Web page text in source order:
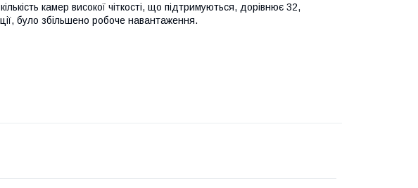
камер високої чіткості, що підтримуються, дорівнює 32,
було збільшено робоче навантаження.